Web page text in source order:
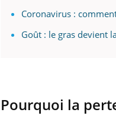
Coronavirus :
Goût : le gras devient
Pourquoi la